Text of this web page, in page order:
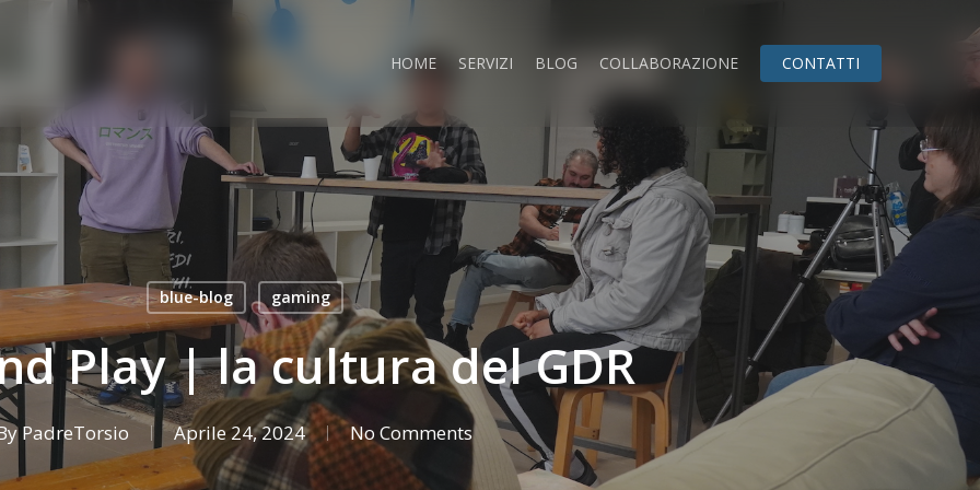
HOME SERVIZI BLOG COLLABORAZIONE CONTATTI
blue-blog gaming
Play | la cultura del GDR
PadreTorsio Aprile 24, 2024 No Comments